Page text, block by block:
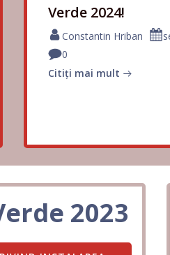
Verde 2024!
Constantin Hriban
0
Citiți mai mult
2023